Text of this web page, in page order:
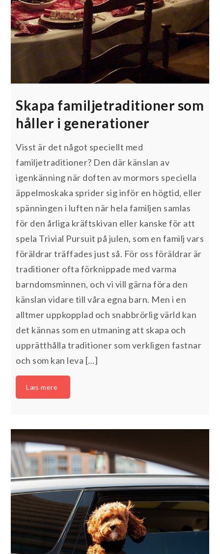
Skapa familjetraditioner som
håller i generationer
Visst är det något speciellt med
familjetraditioner? Den där känslan av
igenkänning när doften av mormors speciella
äppelmoskaka sprider sig inför en högtid, eller
spänningen i luften när hela familjen samlas
för den årliga kräftskivan eller kanske för att
spela Trivial Pursuit på julen, som en familj vars
föräldrar träffades just så. För oss föräldrar är
traditioner ofta förknippade med varma
barndomsminnen, och vi vill gärna föra den
känslan vidare till våra egna barn. Men i en
alltmer uppkopplad och snabbrörlig värld kan
det kännas som en utmaning att skapa och
upprätthålla traditioner som verkligen fastnar
och som kan leva […]